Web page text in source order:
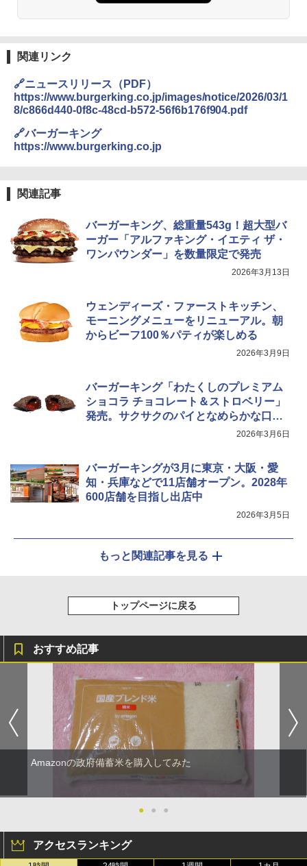
関連リンク
🔗ニュースリリース（PDF）
https://www.burgerking.co.jp/images/notice/2026/03/1
8/c866d440-0f8c-48cd-b572-56f6b176f904.pdf
🔗バーガーキング
https://www.burgerking.co.jp
関連記事
バーガーキング、総重量543g！超大型バ
ーガー「アルファキング・イエティ ザ・
ワンパウンダー」を数量限定で発売
2026年3月13日
ウェンディーズ・ファーストキッチン、
モーニングメニューをリニューアル。朝
からビーフ100％パティが楽しめる
2026年3月9日
バーガーキング「わたくしのプレミアム
ショコラ チョコレート＆ストロベリー」
発売。サクサクのパイとなめらかな口ど
2026年3月6日
バーガーキングが3月に東京・大阪・愛
知・兵庫などで11店舗オープン。2028年
600店舗を目指し出店中
2026年3月5日
もっと関連記事を見る
トップページに戻る
おすすめ記事
Amazonの政府備蓄米を購入してみた
● ● ●
アクセスランキング